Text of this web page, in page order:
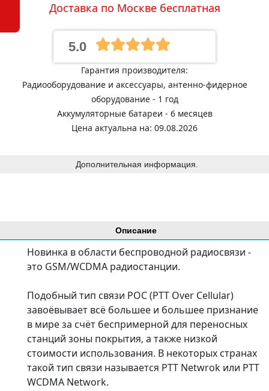
Описание
Новинка в области беспроводной радиосвязи -
это GSM/WCDMA радиостанции.
Подобный тип связи POC (PTT Over Cellular)
завоёвывает всё большее и большее признание
в мире за счёт беспримерной для переносных
станций зоны покрытия, а также низкой
стоимости использования. В некоторых странах
такой тип связи называется PTT Netwrok или PTT
WCDMA Network.
Доставка по Москве бесплатная
5.0
Гарантия производителя:
Радиооборудование и аксессуары, антенно-фидерное
оборудование - 1 год
Аккумуляторные батареи - 6 месяцев
Цена актуальна на: 09.08.2026
Дополнительная информация.